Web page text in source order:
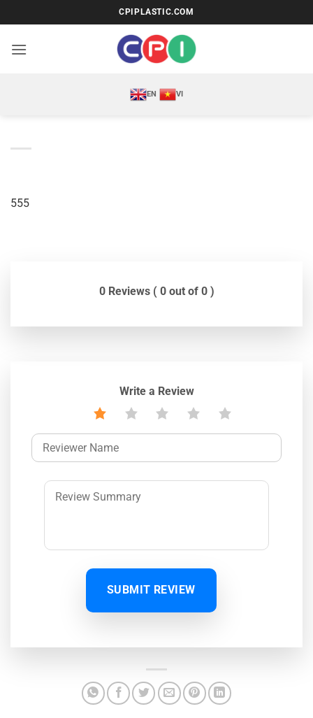
qua
nội
CPIPLASTIC.COM
EN VI
555
0 Reviews ( 0 out of 0 )
Write a Review
SUBMIT REVIEW